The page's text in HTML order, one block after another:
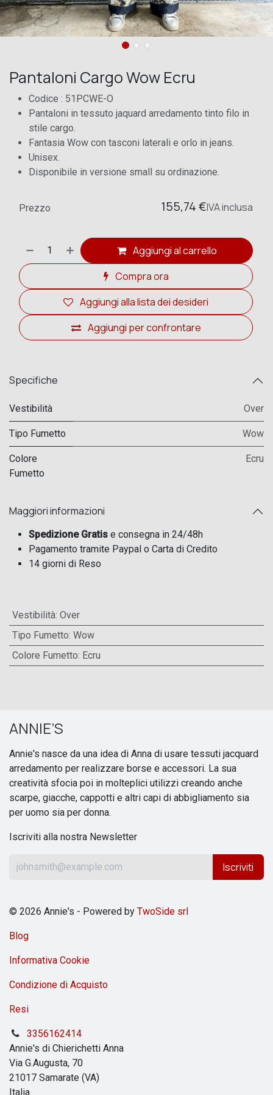
Pantaloni Cargo Wow Ecru
Codice : 51PCWE-O
Pantaloni in tessuto jaquard arredamento tinto filo in
stile cargo.
Fantasia Wow con tasconi laterali e orlo in jeans.
Unisex.
Disponibile in versione small su ordinazione.
Aggiungi al carrello
Compra ora
Aggiungi per confrontare
Aggiungi alla lista dei desideri
Prezzo 155,74€IVAinclusa
Specifiche
Vestibilità Over
Tipo Fumetto Wow
Colore
Fumetto
Ecru
Maggiori informazioni
Spedizione Gratis e consegna in 24/48h
Pagamento tramite Paypal o Carta di Credito
14 giorni di Reso
Vestibilità: Over
Tipo Fumetto: Wow
Colore Fumetto: Ecru
ANNIE’S
Annie's nasce da una idea di Anna di usare tessuti jacquard
arredamento per realizzare borse e accessori. La sua
creatività sfocia poi in molteplici utilizzi creando anche
scarpe, giacche, cappotti e altri capi di abbigliamento sia
per uomo sia per donna.
Iscriviti alla nostra Newsletter
Iscriviti
© 2026 Annie's - Powered by TwoSide srl
Blog
Informativa Cookie
Condizione di Acquisto
Resi
3356162414
Annie's di Chierichetti Anna
Via G.Augusta, 70
21017 Samarate (VA)
Italia